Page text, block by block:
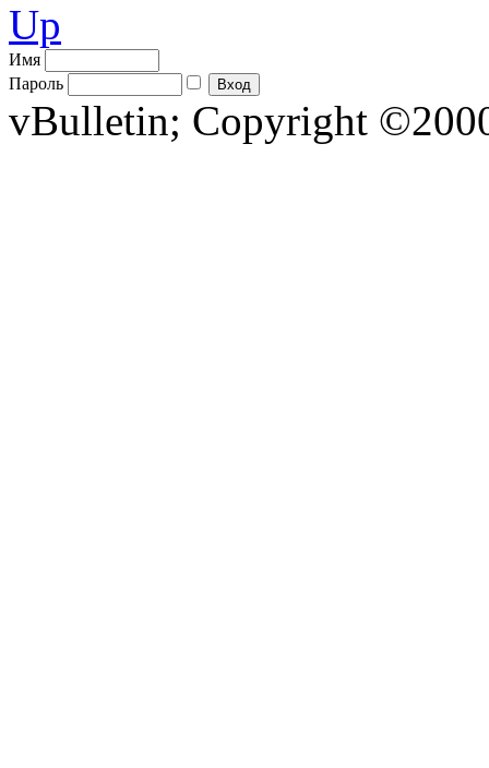
Up
Имя
Пароль
vBulletin; Copyright